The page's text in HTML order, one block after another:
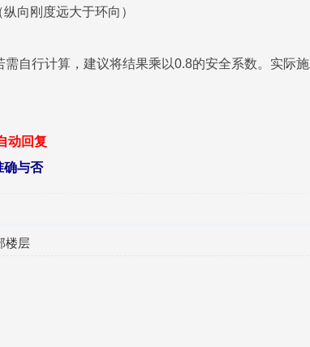
向刚度远大于环向）
自行计算，建议将结果乘以0.8的安全系数。实际
动回复
确与否
楼层